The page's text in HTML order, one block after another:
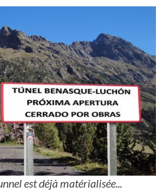
est déjà matérialisée...